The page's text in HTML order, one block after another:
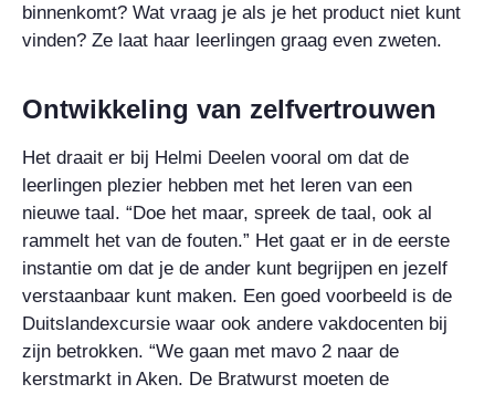
binnenkomt? Wat vraag je als je het product niet kunt
vinden? Ze laat haar leerlingen graag even zweten.
Ontwikkeling van zelfvertrouwen
Het draait er bij Helmi Deelen vooral om dat de
leerlingen plezier hebben met het leren van een
nieuwe taal. “Doe het maar, spreek de taal, ook al
rammelt het van de fouten.” Het gaat er in de eerste
instantie om dat je de ander kunt begrijpen en jezelf
verstaanbaar kunt maken. Een goed voorbeeld is de
Duitslandexcursie waar ook andere vakdocenten bij
zijn betrokken. “We gaan met mavo 2 naar de
kerstmarkt in Aken. De Bratwurst moeten de